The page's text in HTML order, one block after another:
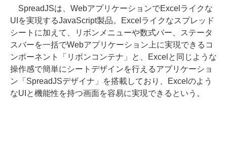
SpreadJSは、WebアプリケーションでExcelライクな
UIを実現するJavaScript製品。Excelライクなスプレッド
シートに加えて、リボンメニューや数式バー、ステータ
スバーを一括でWebアプリケーション上に実現できるコ
ンポーネント「リボンコンテナ」と、Excelと同じような
操作感で簡単にシートデザインを行えるアプリケーショ
ン「SpreadJSデザイナ」を搭載しており、Excelのよう
なUIと機能性を持つ画面を容易に実現できるという。